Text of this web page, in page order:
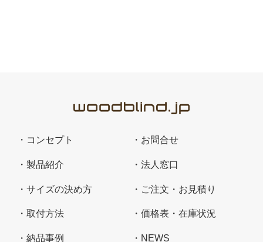
コンセプト
製品紹介
サイズの決め方
取付方法
納品事例
お問合せ
法人窓口
ご注文・お見積り
価格表・在庫状況
NEWS